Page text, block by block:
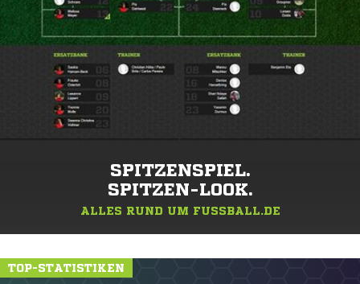
SPITZENSPIEL.
SPITZEN-LOOK.
ALLES RUND UM FUSSBALL.DE
TOP-STATISTIKEN